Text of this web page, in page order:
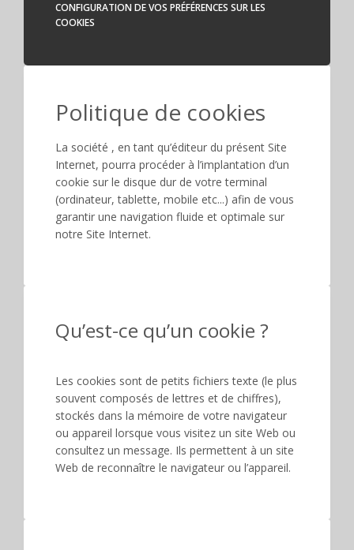
CONFIGURATION DE VOS PRÉFÉRENCES SUR LES
COOKIES
Politique de cookies
La société , en tant qu’éditeur du présent Site
Internet, pourra procéder à l’implantation d’un
cookie sur le disque dur de votre terminal
(ordinateur, tablette, mobile etc...) afin de vous
garantir une navigation fluide et optimale sur
notre Site Internet.
Qu’est-ce qu’un cookie ?
Les cookies sont de petits fichiers texte (le plus
souvent composés de lettres et de chiffres),
stockés dans la mémoire de votre navigateur
ou appareil lorsque vous visitez un site Web ou
consultez un message. Ils permettent à un site
Web de reconnaître le navigateur ou l’appareil.